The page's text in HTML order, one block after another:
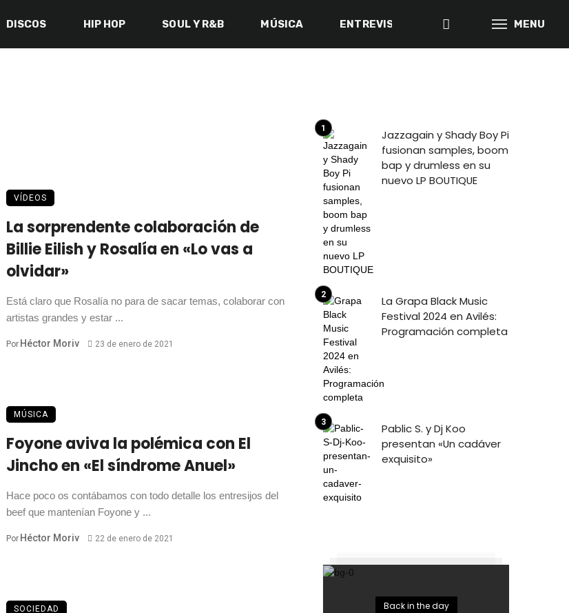
DISCOS HIP HOP SOUL Y R&B MÚSICA ENTREVISTAS BACK IN THE DAY
MENU
VÍDEOS
La sorprendente colaboración de
Billie Eilish y Rosalía en «Lo vas a
olvidar»
Está claro que Rosalía no para de sacar temas, colaborar con
artistas grandes y estar ...
Por Héctor Moriv 23 de enero de 2021
MÚSICA
Foyone aviva la polémica con El
Jincho en «El síndrome Anuel»
Hace poco os contábamos con todo detalle los entresijos del
beef que mantenían Foyone y ...
Por Héctor Moriv 22 de enero de 2021
SOCIEDAD
Jazzagain y Shady Boy Pi
fusionan samples, boom
bap y drumless en su
nuevo LP BOUTIQUE
La Grapa Black Music
Festival 2024 en Avilés:
Programación completa
Pablic S. y Dj Koo
presentan «Un cadáver
exquisito»
Back in the day